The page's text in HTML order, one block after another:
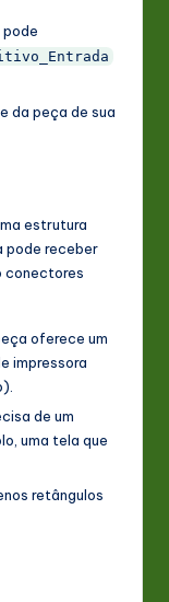
da peça de sua
estrutura
pode receber
conectores
oferece um
impressora
de um
uma tela que
retângulos